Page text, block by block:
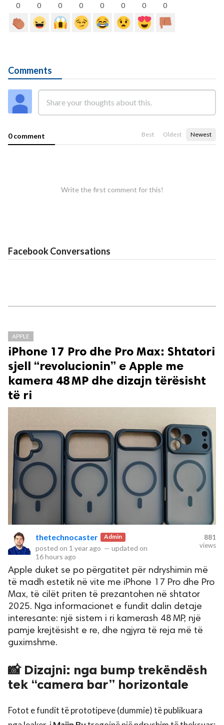
0 0 0 0 0 0 0 0
Comments
0 comment Best Oldest Newest
Write the first comment for this!
Facebook Conversations
APPLE
iPhone 17 Pro dhe Pro Max: Shtatori
sjell “revolucionin” e Apple me
kamera 48 MP dhe dizajn tërësisht
të ri
thetechnocaster Admin
posted on 1 year ago — updated on
16 hours ago
881
views
Apple duket se po përgatitet për ndryshimin më
të madh estetik në vite me iPhone 17 Pro dhe Pro
Max, të cilët priten të prezantohen në shtator
2025. Nga informacionet e fundit dalin detaje
interesante: një sistem i ri kamerash 48 MP, një
pamje krejtësisht e re, dhe ngjyra të reja më të
guximshme.
📸 Dizajni: nga bump trekëndësh
tek “camera bar” horizontale
Fotot e fundit të prototipeve (dummie) të publikuara